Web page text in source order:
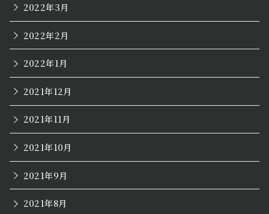
2022年3月
2022年2月
2022年1月
2021年12月
2021年11月
2021年10月
2021年9月
2021年8月